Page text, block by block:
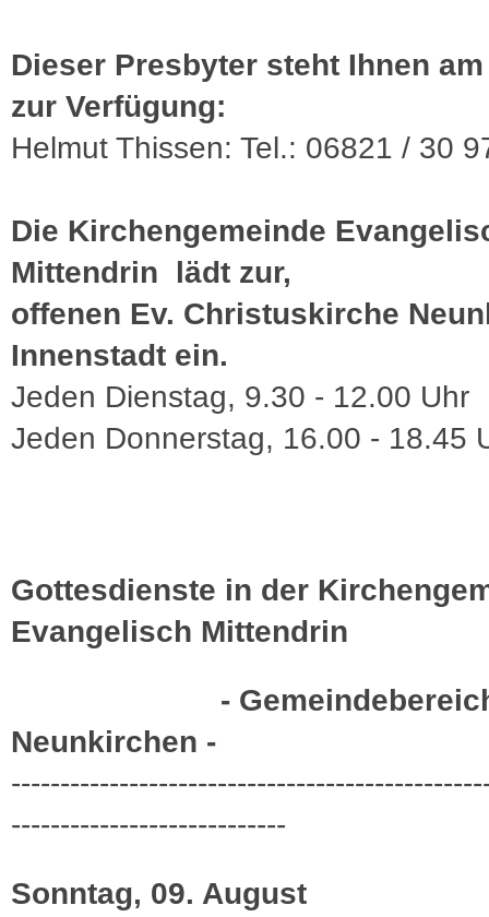
Dieser Presbyter steht Ihnen
zur Verfügung:
Helmut Thissen: Tel.: 06821 / 30
Die Kirchengemeinde
Mittendrin lädt zur,
offenen Ev. Christuskirche
Innenstadt ein.
Jeden Dienstag, 9.30 - 12.00 Uhr
Jeden Donnerstag, 16.00 - 18.45
Gottesdienste in der
Evangelisch Mittendrin
-
Neunkirchen -
----------------------------
Sonntag, 09. August